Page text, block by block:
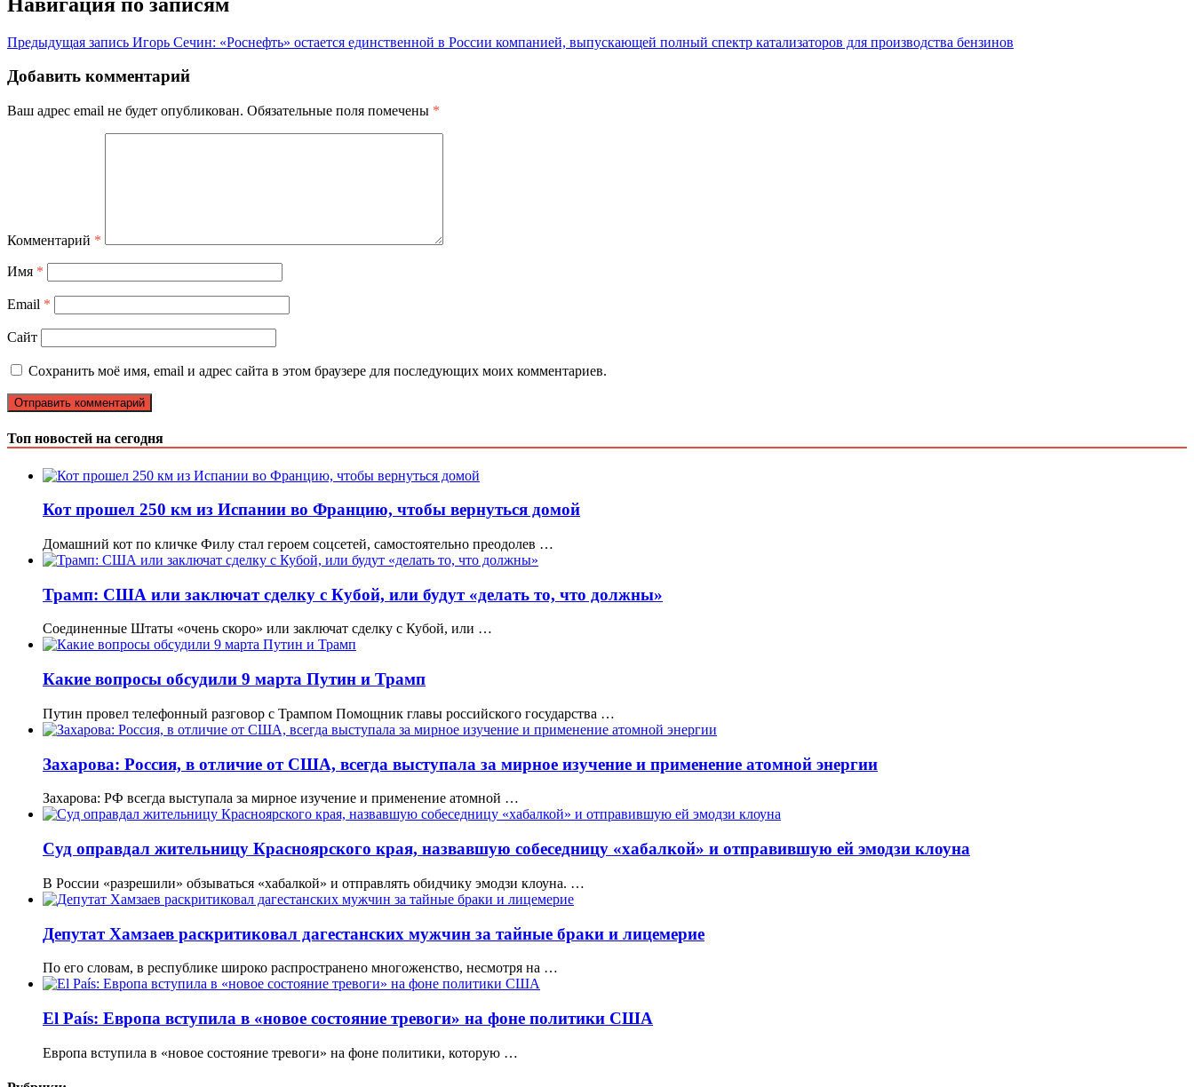
Предыдущая запись Игорь Сечин: «Роснефть» остается единственной в России компанией, выпускающей полный спектр катализаторов для производства бензинов
Добавить комментарий
Ваш адрес email не будет опубликован. Обязательные поля помечены *
Комментарий *
Имя *
Email *
Сайт
Сохранить моё имя, email и адрес сайта в этом браузере для последующих моих комментариев.
Топ новостей на сегодня
Кот прошел 250 км из Испании во Францию, чтобы вернуться домой
Домашний кот по кличке Филу стал героем соцсетей, самостоятельно преодолев …
Трамп: США или заключат сделку с Кубой, или будут «делать то, что должны»
Соединенные Штаты «очень скоро» или заключат сделку с Кубой, или …
Какие вопросы обсудили 9 марта Путин и Трамп
Путин провел телефонный разговор с Трампом Помощник главы российского государства …
Захарова: Россия, в отличие от США, всегда выступала за мирное изучение и применение атомной энергии
Захарова: РФ всегда выступала за мирное изучение и применение атомной …
Суд оправдал жительницу Красноярского края, назвавшую собеседницу «хабалкой» и отправившую ей эмодзи клоуна
В России «разрешили» обзываться «хабалкой» и отправлять обидчику эмодзи клоуна. …
Депутат Хамзаев раскритиковал дагестанских мужчин за тайные браки и лицемерие
По его словам, в республике широко распространено многоженство, несмотря на …
El País: Европа вступила в «новое состояние тревоги» на фоне политики США
Европа вступила в «новое состояние тревоги» на фоне политики, которую …